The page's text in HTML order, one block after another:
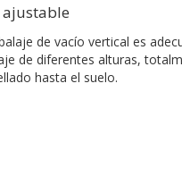
de vacío vertical es
de diferentes alturas,
hasta el suelo.